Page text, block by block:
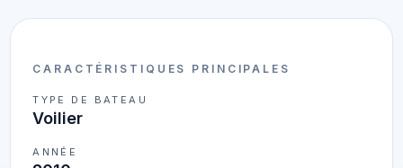
CARACTÉRISTIQUES PRINCIPALES
TYPE DE BATEAU
Voilier
ANNÉE